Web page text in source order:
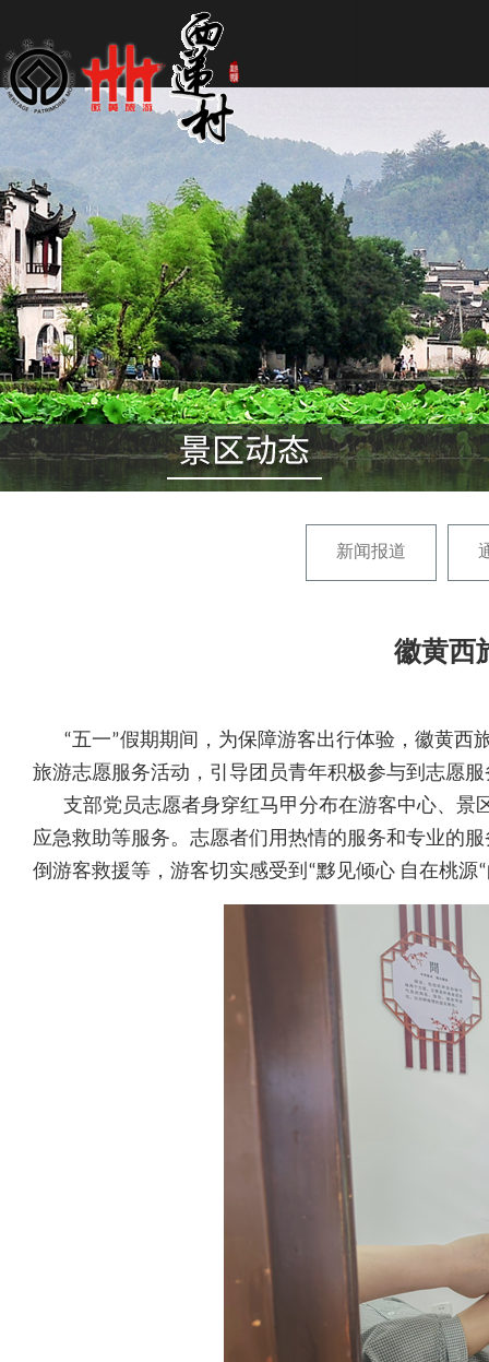
新闻报道
徽黄西
“五一”假期期间，为保障游客出行体验，徽黄西
旅游志愿服务活动，引导团员青年积极参与到志愿
支部党员志愿者身穿红马甲分布在游客中心、景
应急救助等服务。志愿者们用热情的服务和专业的
倒游客救援等，游客切实感受到“黟见倾心 自在桃源